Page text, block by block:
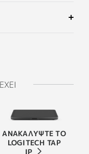
ΑΝΑΚΑΛΥΨΤΕ ΤΟ
LOGITECH TAP
IP